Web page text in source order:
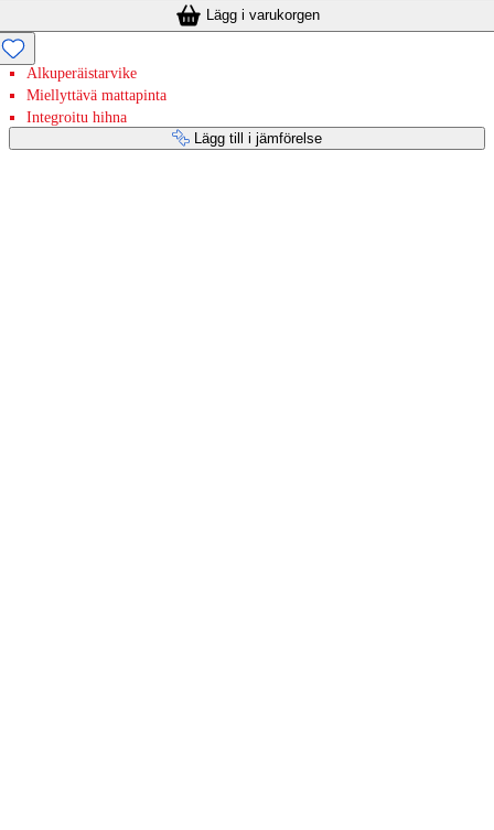
Lägg i varukorgen
Alkuperäistarvike
Miellyttävä mattapinta
Integroitu hihna
Lägg till i jämförelse